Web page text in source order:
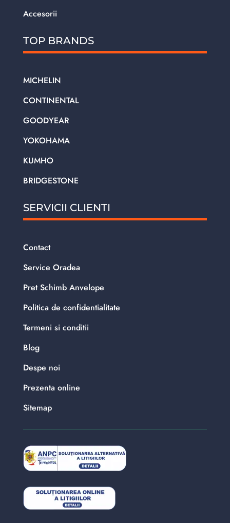
Accesorii
TOP BRANDS
MICHELIN
CONTINENTAL
GOODYEAR
YOKOHAMA
KUMHO
BRIDGESTONE
SERVICII CLIENTI
Contact
Service Oradea
Pret Schimb Anvelope
Politica de confidentialitate
Termeni si conditii
Blog
Despe noi
Prezenta online
Sitemap